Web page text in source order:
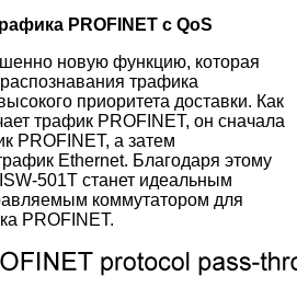
PROFINET с QoS
новую функцию, которая
трафика
приоритета доставки. Как
трафик PROFINET, он сначала
PROFINET, а затем
Ethernet. Благодаря этому
501T станет идеальным
коммутатором для
PROFINET.